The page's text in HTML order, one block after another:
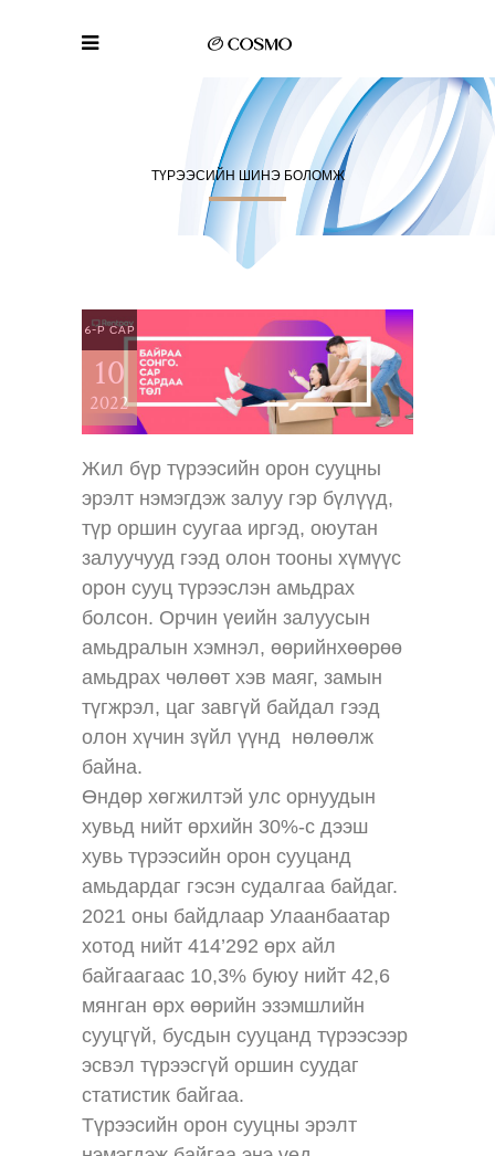
ТҮРЭЭСИЙН ШИНЭ БОЛОМЖ
6-Р САР
10
2022
Жил бүр түрээсийн орон сууцны
эрэлт нэмэгдэж залуу гэр бүлүүд,
түр оршин суугаа иргэд, оюутан
залуучууд гээд олон тооны хүмүүс
орон сууц түрээслэн амьдрах
болсон. Орчин үеийн залуусын
амьдралын хэмнэл, өөрийнхөөрөө
амьдрах чөлөөт хэв маяг, замын
түгжрэл, цаг завгүй байдал гээд
олон хүчин зүйл үүнд нөлөөлж
байна.
Өндөр хөгжилтэй улс орнуудын
хувьд нийт өрхийн 30%-с дээш
хувь түрээсийн орон сууцанд
амьдардаг гэсэн судалгаа байдаг.
2021 оны байдлаар Улаанбаатар
хотод нийт 414’292 өрх айл
байгаагаас 10,3% буюу нийт 42,6
мянган өрх өөрийн эзэмшлийн
сууцгүй, бусдын сууцанд түрээсээр
эсвэл түрээсгүй оршин суудаг
статистик байгаа.
Түрээсийн орон сууцны эрэлт